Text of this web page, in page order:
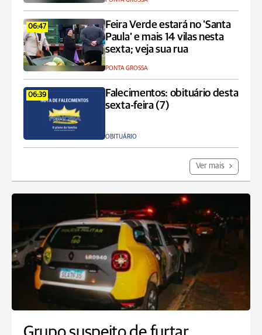
06:47
Feira Verde estará no 'Santa
Paula' e mais 14 vilas nesta
sexta; veja sua rua
PONTA GROSSA
06:39
Falecimentos: obituário desta
sexta-feira (7)
OBITUÁRIO
Ver mais